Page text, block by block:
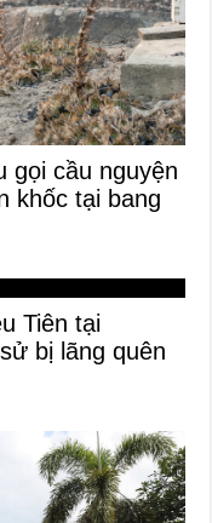
gọi cầu nguyện
khốc tại bang
Tiên tại
bị lãng quên